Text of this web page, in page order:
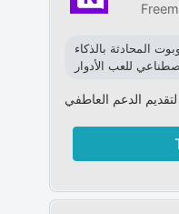
المحادثة بالذكاء
للعب الأدوار
الدعم العاطفي